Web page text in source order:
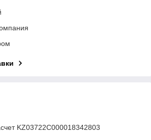
KZ03722C000018342803